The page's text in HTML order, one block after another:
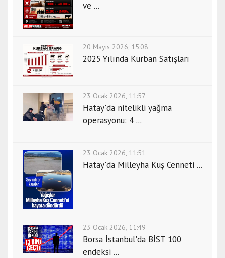
ve ...
20 Mayıs 2026, 15:08
2025 Yılında Kurban Satışları
23 Ocak 2026, 11:57
Hatay'da nitelikli yağma
operasyonu: 4 ...
23 Ocak 2026, 11:51
Hatay'da Milleyha Kuş Cenneti ...
23 Ocak 2026, 11:49
Borsa İstanbul'da BİST 100
endeksi ...